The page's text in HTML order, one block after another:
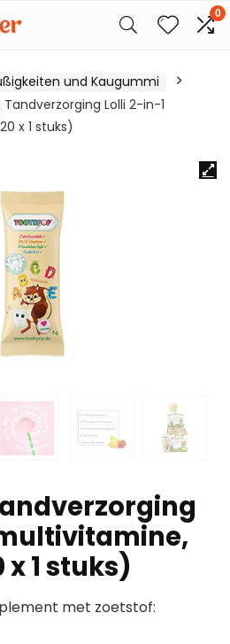
0
und Kaugummi
Lolli 2-in-1
x 1 stuks)
1 stuks)
met zoetstof: